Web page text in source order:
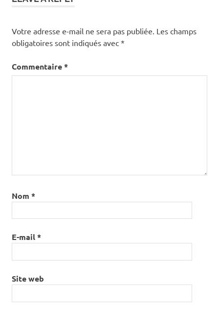
Votre adresse e-mail ne sera pas publiée. Les champs
obligatoires sont indiqués avec *
Commentaire*
Nom *
E-mail*
Site web